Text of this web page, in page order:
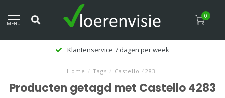
MENU
0
Klantenservice 7 dagen per week
Home / Tags / Castello 4283
Producten getagd met Castello 4283